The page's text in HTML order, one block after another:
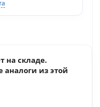
на складе.
из этой